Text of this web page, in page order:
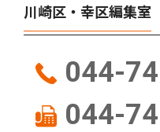
川崎区・幸区編集室
044-
044-